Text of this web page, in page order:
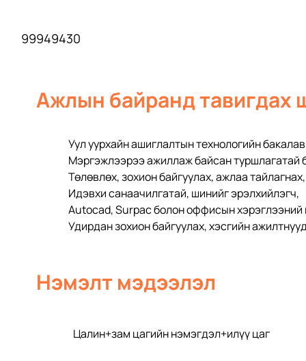
Ажлын байранд тавигдах
Уул уурхайн ашиглалтын технологийн
Мэргэжлээрээ ажиллаж байсан туршлагатай
Төлөвлөх, зохион байгуулах, ажлаа
Идэвхи санаачилгатай, шинийг эрэлхийлэгч,
Аutocad, Surpac болон оффисын
Удирдан зохион байгуулах, хэсгийн
Нэмэлт мэдээлэл
Цалин+зам цагийн нэмэгдэл+илүү цаг
99949430